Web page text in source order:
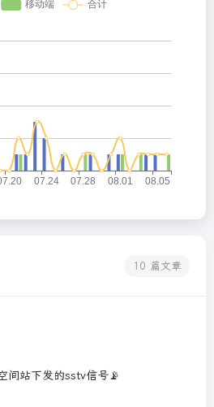
10 篇文章
间站下发的sstv信号📡